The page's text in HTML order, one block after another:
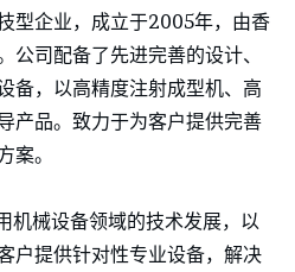
型企业，成立于2005年，由香
公司配备了先进完善的设计、
备，以高精度注射成型机、高
产品。致力于为客户提供完善
案。
机械设备领域的技术发展，以
户提供针对性专业设备，解决